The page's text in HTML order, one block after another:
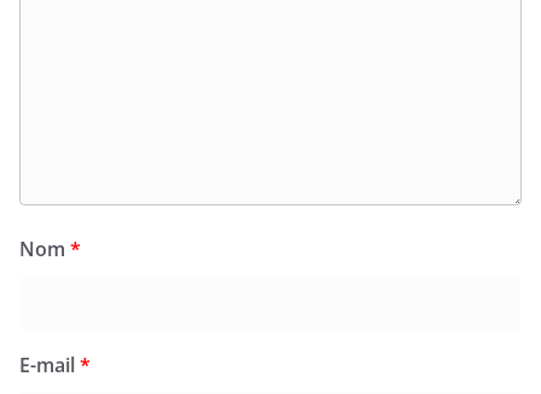
Nom *
E-mail*